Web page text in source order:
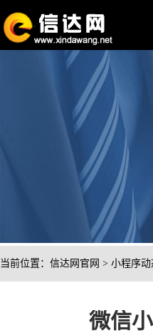
当前位置： 信达网官网 > 小程序动
微信